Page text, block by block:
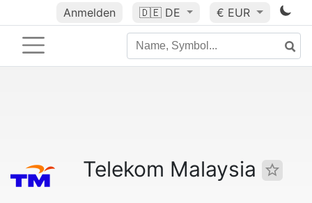
Anmelden 🇩🇪 DE € EUR
Telekom Malaysia